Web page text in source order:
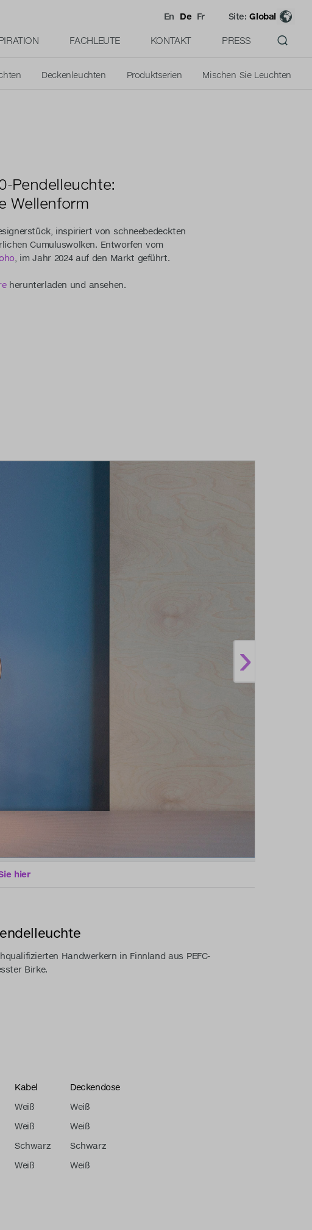
FACHLEUTE KONTAKT PRESS
En De Fr Site:Global
Deckenleuchten Produktserien Mischen Sie Leuchten
Pendelleuchte:
Wellenform
inspiriert von schneebedeckten
Cumuluswolken. Entworfen vom
, im Jahr 2024 auf den Markt geführt.
herunterladen und ansehen.
hier
Handwerkern in Finnland aus PEFC-
Birke.
Kabel
Deckendose
Weiß
Weiß
Weiß
Weiß
Schwarz
Schwarz
Weiß Weiß